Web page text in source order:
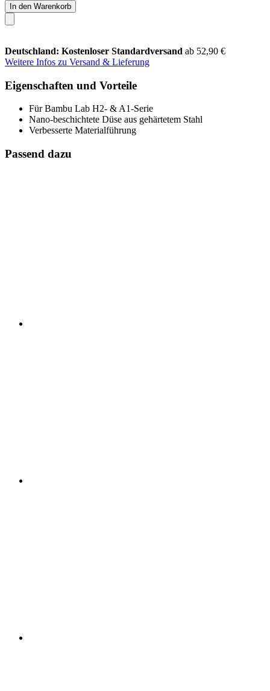
In den Warenkorb
Deutschland: Kostenloser Standardversand ab 52,90 €
Weitere Infos zu Versand & Lieferung
Eigenschaften und Vorteile
Für Bambu Lab H2- & A1-Serie
Nano-beschichtete Düse aus gehärtetem Stahl
Verbesserte Materialführung
Passend dazu